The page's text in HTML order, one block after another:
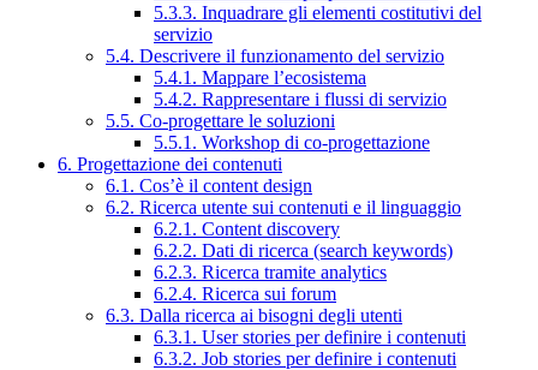
5.3.3. Inquadrare gli elementi costitutivi del
servizio
5.4. Descrivere il funzionamento del servizio
5.4.1. Mappare l’ecosistema
5.4.2. Rappresentare i flussi di servizio
5.5. Co-progettare le soluzioni
5.5.1. Workshop di co-progettazione
6. Progettazione dei contenuti
6.1. Cos’è il content design
6.2. Ricerca utente sui contenuti e il linguaggio
6.2.1. Content discovery
6.2.2. Dati di ricerca (search keywords)
6.2.3. Ricerca tramite analytics
6.2.4. Ricerca sui forum
6.3. Dalla ricerca ai bisogni degli utenti
6.3.1. User stories per definire i contenuti
6.3.2. Job stories per definire i contenuti